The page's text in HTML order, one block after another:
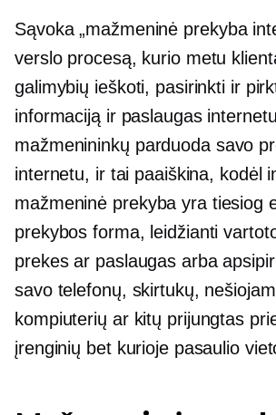
Sąvoka „mažmeninė prekyba
verslo procesą, kurio metu
galimybių ieškoti, pasirinkti ir
informaciją ir paslaugas
mažmenininkų parduoda savo
internetu, ir tai paaiškina, kodėl
mažmeninė prekyba yra tiesiog
prekybos forma, leidžianti
prekes ar paslaugas arba
savo telefonų, skirtukų,
kompiuterių ar kitų prijungtas
įrenginių bet kurioje pasaulio